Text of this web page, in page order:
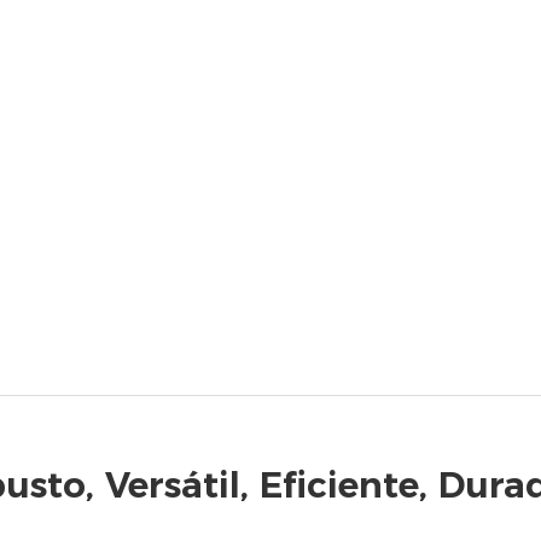
Versátil, Eficiente,